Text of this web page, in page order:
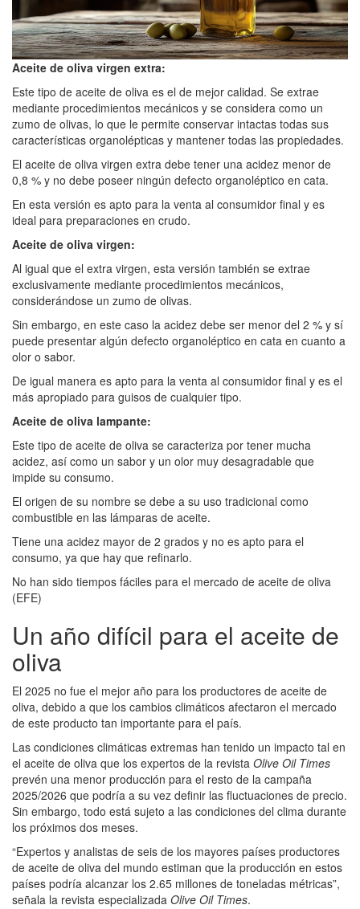
Aceite de oliva virgen extra:
Este tipo de aceite de oliva es el de mejor calidad. Se extrae
mediante procedimientos mecánicos y se considera como un
zumo de olivas, lo que le permite conservar intactas todas sus
características organolépticas y mantener todas las propiedades.
El aceite de oliva virgen extra debe tener una acidez menor de
0,8 % y no debe poseer ningún defecto organoléptico en cata.
En esta versión es apto para la venta al consumidor final y es
ideal para preparaciones en crudo.
Aceite de oliva virgen:
Al igual que el extra virgen, esta versión también se extrae
exclusivamente mediante procedimientos mecánicos,
considerándose un zumo de olivas.
Sin embargo, en este caso la acidez debe ser menor del 2 % y sí
puede presentar algún defecto organoléptico en cata en cuanto a
olor o sabor.
De igual manera es apto para la venta al consumidor final y es el
más apropiado para guisos de cualquier tipo.
Aceite de oliva lampante:
Este tipo de aceite de oliva se caracteriza por tener mucha
acidez, así como un sabor y un olor muy desagradable que
impide su consumo.
El origen de su nombre se debe a su uso tradicional como
combustible en las lámparas de aceite.
Tiene una acidez mayor de 2 grados y no es apto para el
consumo, ya que hay que refinarlo.
No han sido tiempos fáciles para el mercado de aceite de oliva
(EFE)
Un año difícil para el aceite de
oliva
El 2025 no fue el mejor año para los productores de aceite de
oliva, debido a que los cambios climáticos afectaron el mercado
de este producto tan importante para el país.
Las condiciones climáticas extremas han tenido un impacto tal en
el aceite de oliva que los expertos de la revista Olive Oil Times
prevén una menor producción para el resto de la campaña
2025/2026 que podría a su vez definir las fluctuaciones de precio.
Sin embargo, todo está sujeto a las condiciones del clima durante
los próximos dos meses.
“Expertos y analistas de seis de los mayores países productores
de aceite de oliva del mundo estiman que la producción en estos
países podría alcanzar los 2.65 millones de toneladas métricas”,
señala la revista especializada Olive Oil Times.